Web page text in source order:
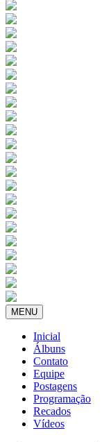
MENU
Inicial
Álbuns
Contato
Equipe
Postagens
Programação
Recados
Vídeos